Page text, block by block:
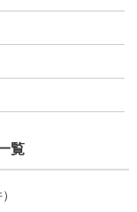
覧